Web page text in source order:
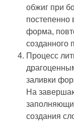
обжиг при
постепенно
форма,
созданного
Процесс
заливки
На
создания